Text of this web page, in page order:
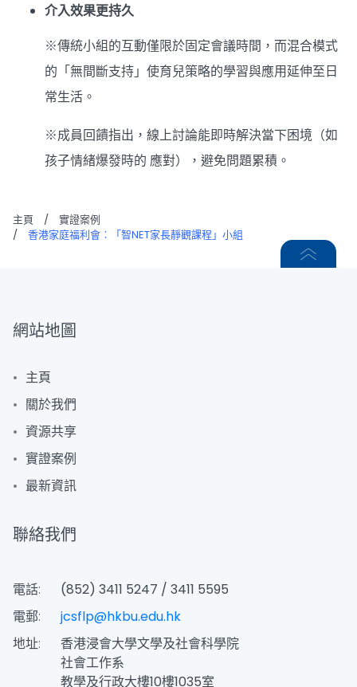
介入效果更持久
※傳統小組的互動僅限於固定會議時間，而混合模式
的「無間斷支持」使育兒策略的學習與應用延伸至日
常生活。
※成員回饋指出，線上討論能即時解決當下困境（如
孩子情緒爆發時的 應對），避免問題累積。
主頁 /
實證案例
/
香港家庭福利會︰「智NET家長靜觀課程」小組
網站地圖
主頁
關於我們
資源共享
實證案例
最新資訊
聯絡我們
電話:
(852) 3411 5247 / 3411 5595
電郵:
jcsflp@hkbu.edu.hk
地址:
香港浸會大學文學及社會科學院
社會工作系
教學及行政大樓10樓1035室